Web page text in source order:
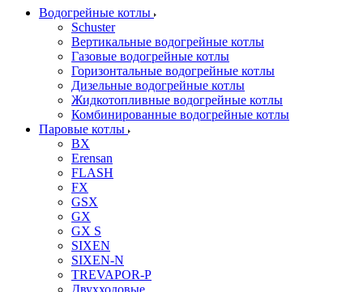
Водогрейные котлы
Schuster
Вертикальные водогрейные котлы
Газовые водогрейные котлы
Горизонтальные водогрейные котлы
Дизельные водогрейные котлы
Жидкотопливные водогрейные котлы
Комбинированные водогрейные котлы
Паровые котлы
BX
Erensan
FLASH
FX
GSX
GX
GX S
SIXEN
SIXEN-N
TREVAPOR-P
Двухходовые